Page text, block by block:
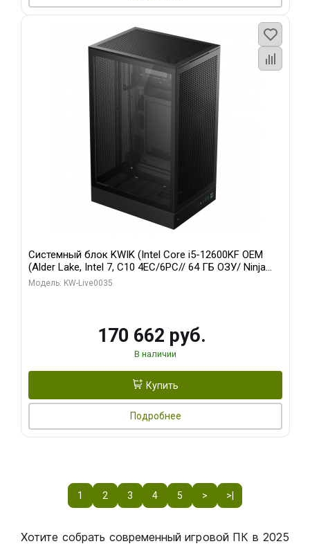
Системный блок KWIK (Intel Core i5-12600KF OEM
(Alder Lake, Intel 7, C10 4EC/6PC// 64 ГБ ОЗУ/ Ninja
Sinotex GTX1650 4GB 128bit GDDR6 DVI DP HDMI 2/
Модель: KW-Live0035
170 662 руб.
В наличии
Купить
Подробнее
1 2 3 4 5 > >|
Хотите собрать современный игровой ПК в 2025